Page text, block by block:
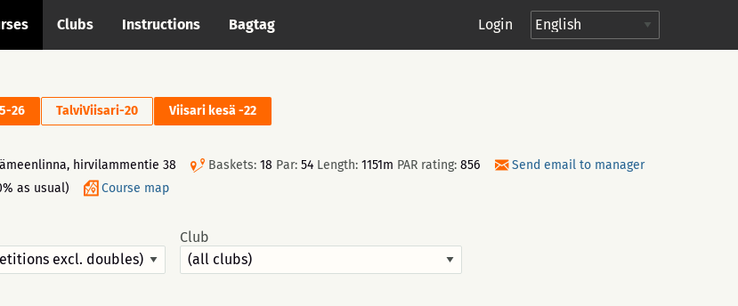
Clubs Instructions Bagtag Login
26 TalviViisari-20 Viisari kesä -22
hirvilammentie 38 Baskets: 18 Par: 54 Length: 1151m PAR rating: 856
Send email to manager
as usual) Course map
Club